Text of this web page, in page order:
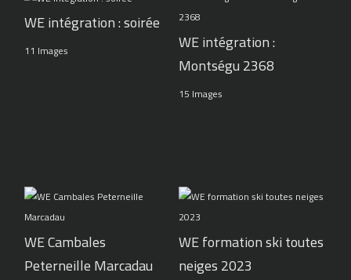
WE intégration : soirée
11 Images
WE intégration :
Montségu 2368
15 Images
WE Cambales
Peterneille Marcadau
WE formation ski toutes
neiges 2023